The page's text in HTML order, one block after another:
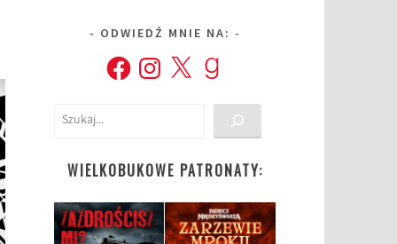
ODWIEDŹ MNIE NA:
FacebookInstagram
X Goodreads
Szukaj
WIELKOBUKOWE PATRONATY: